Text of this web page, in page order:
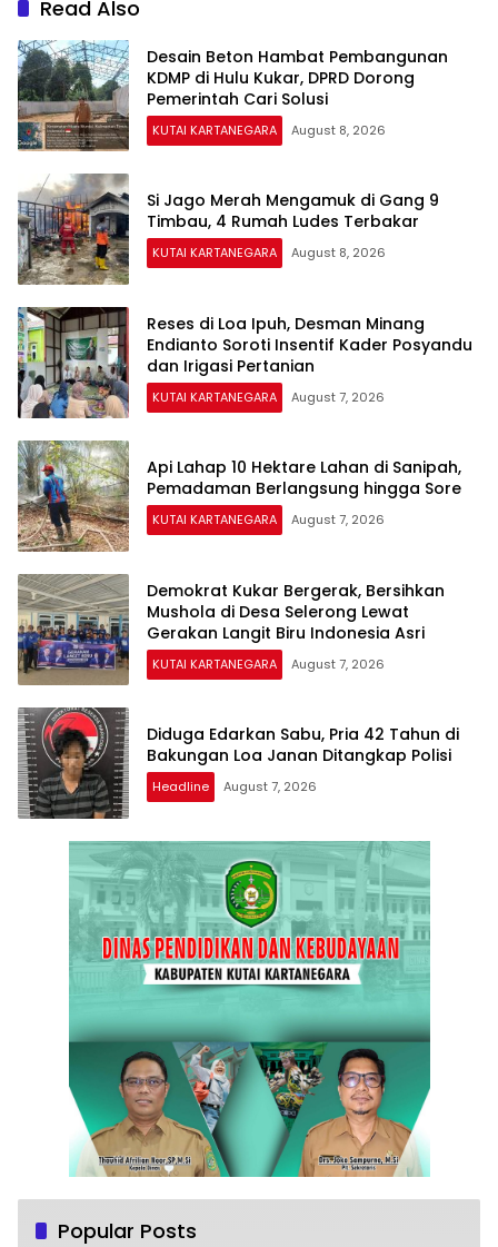
Read Also
Desain Beton Hambat Pembangunan
KDMP di Hulu Kukar, DPRD Dorong
Pemerintah Cari Solusi
KUTAI KARTANEGARA August 8, 2026
Si Jago Merah Mengamuk di Gang 9
Timbau, 4 Rumah Ludes Terbakar
KUTAI KARTANEGARA August 8, 2026
Reses di Loa Ipuh, Desman Minang
Endianto Soroti Insentif Kader Posyandu
dan Irigasi Pertanian
KUTAI KARTANEGARA August 7, 2026
Api Lahap 10 Hektare Lahan di Sanipah,
Pemadaman Berlangsung hingga Sore
KUTAI KARTANEGARA August 7, 2026
Demokrat Kukar Bergerak, Bersihkan
Mushola di Desa Selerong Lewat
Gerakan Langit Biru Indonesia Asri
KUTAI KARTANEGARA August 7, 2026
Diduga Edarkan Sabu, Pria 42 Tahun di
Bakungan Loa Janan Ditangkap Polisi
Headline August 7, 2026
Popular Posts